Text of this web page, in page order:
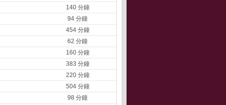
140 分鐘
94 分鐘
454 分鐘
62 分鐘
160 分鐘
383 分鐘
220 分鐘
504 分鐘
98 分鐘